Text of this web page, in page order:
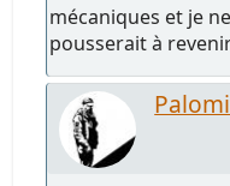
mécaniques et je
pousserait à